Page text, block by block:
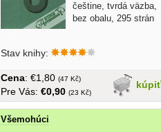
češtine, tvrdá väzba,
bez obalu, 295 strán
Stav knihy:
kúpiť
Cena: €1,80 (47 Kč)
Pre Vás: €0,90 (23 Kč)
Všemohúci